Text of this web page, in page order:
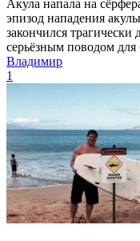
Акула напала на
эпизод нападения
закончился трагически
серьёзным поводом для
Владимир
1